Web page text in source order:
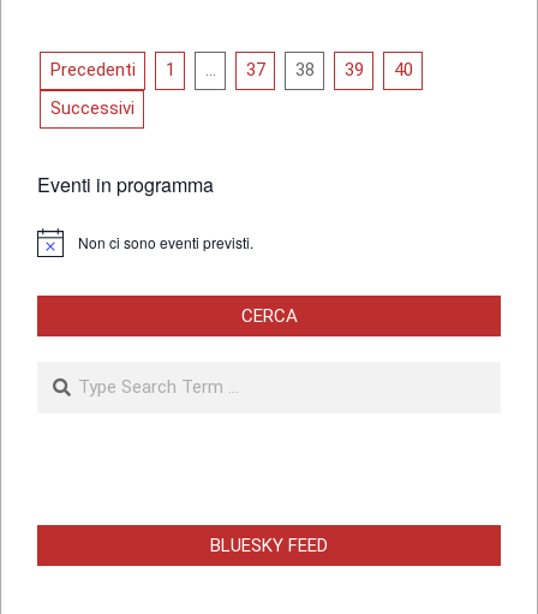
Paginazione
degli
Precedenti 1 … 37 38 39
40
Successivi
Eventi in programma
Notice Non ci sono eventi previsti.
CERCA
Search
BLUESKY FEED